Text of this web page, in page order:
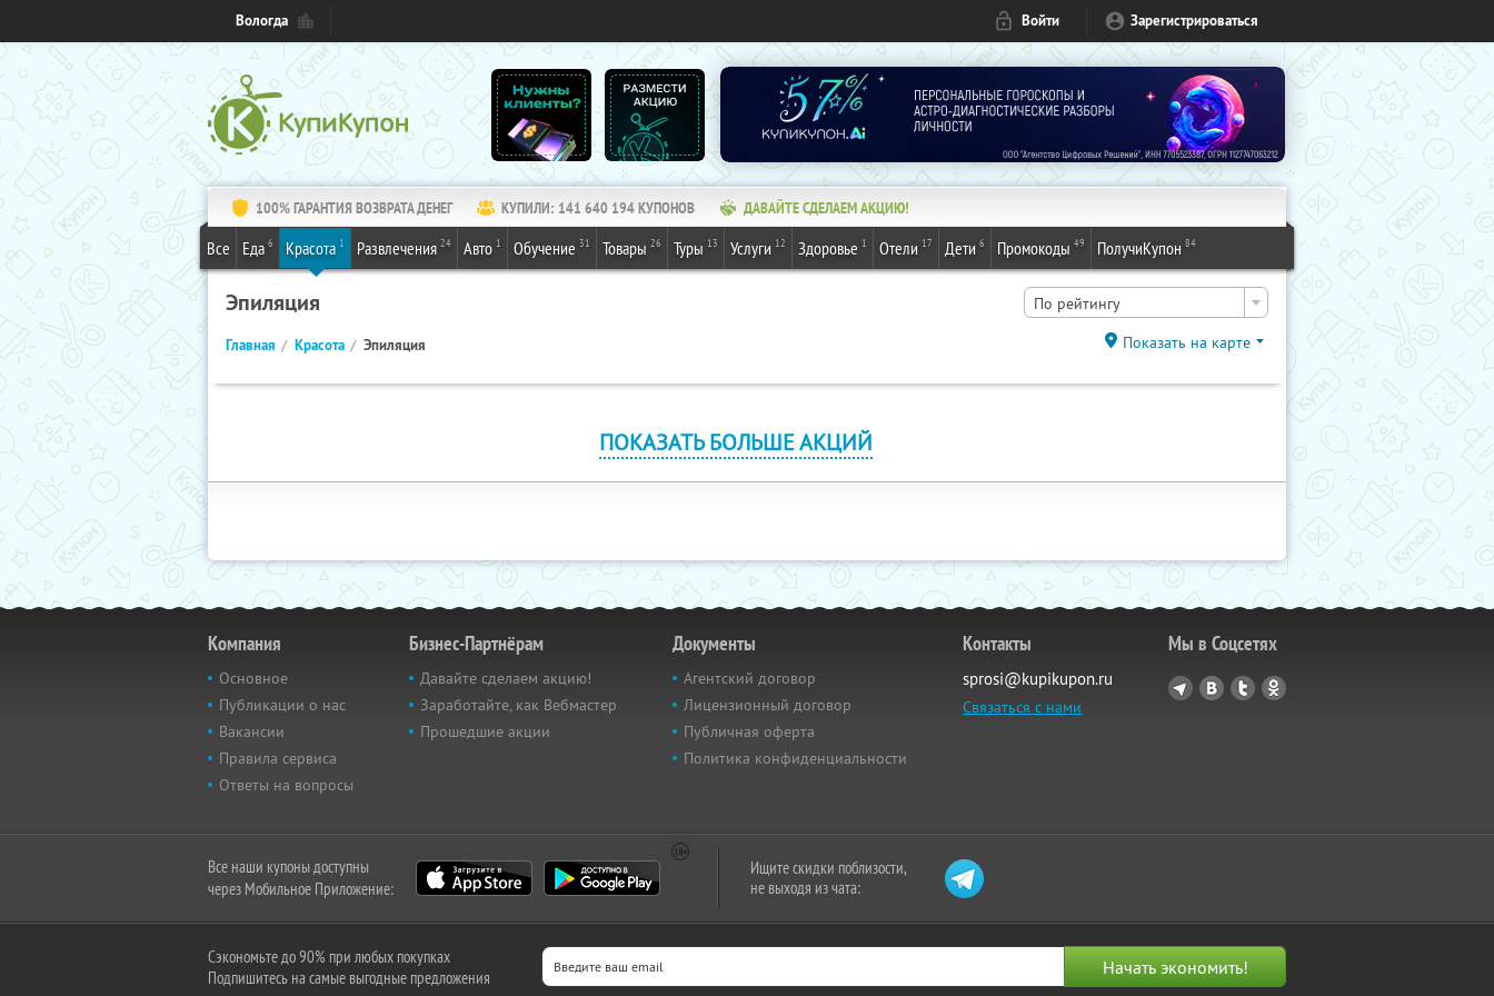
Вологда Войти Зарегистрироваться
100% ГАРАНТИЯ ВОЗВРАТА ДЕНЕГ КУПИЛИ: 141 640 194КУПОНОВ ДАВАЙТЕ СДЕЛАЕМ АКЦИЮ!
Все Еда 6 Красота 1 Развлечения 24 Авто 1 Обучение 31 Товары 26 Туры 13 Услуги 12 Здоровье 1 Отели 17 Дети 6 Промокоды 49 ПолучиКупон 84
Эпиляция По рейтингу
Главная Красота Эпиляция Показать на карте
ПОКАЗАТЬ БОЛЬШЕ АКЦИЙ
Компания
Основное
Публикации о нас
Вакансии
Правила сервиса
Ответы на вопросы
Бизнес-Партнёрам
Давайте сделаем акцию!
Заработайте, как Вебмастер
Прошедшие акции
Документы
Агентский договор
Лицензионный договор
Публичная оферта
Политика конфиденциальности
Контакты
sprosi@kupikupon.ru
Связаться с нами
Мы в Соцсетях
Все наши купоны доступны
через Мобильное Приложение:
Ищите скидки поблизости,
не выходя из чата:
Сэкономьте до 90% при любых покупках
Подпишитесь на самые выгодные предложения